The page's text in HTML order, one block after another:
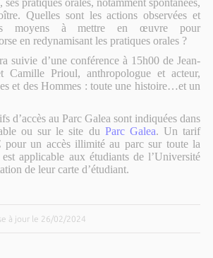
pratiques orales, notamment spontanées,
Quelles sont les actions observées et
moyens à mettre en œuvre pour
en redynamisant les pratiques orales ?
suivie d’une conférence à 15h00 de Jean-
Prioul, anthropologue et acteur,
et des Hommes : toute une histoire…et un
d’accès au Parc Galea sont indiquées dans
ou sur le site du Parc Galea. Un tarif
pour un accès illimité au parc sur toute la
applicable aux étudiants de l’Université
de leur carte d’étudiant.
à jour le 26/02/2024